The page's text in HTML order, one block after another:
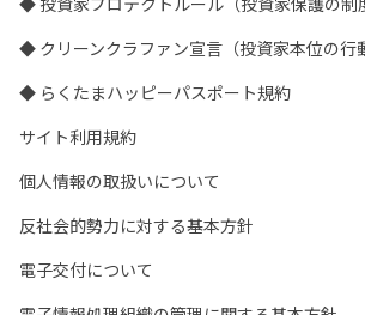
◆ クリーンクラファン宣言（投資家本位の行
◆ らくたまハッピーパスポート規約
サイト利用規約
個人情報の取扱いについて
反社会的勢力に対する基本方針
電子交付について